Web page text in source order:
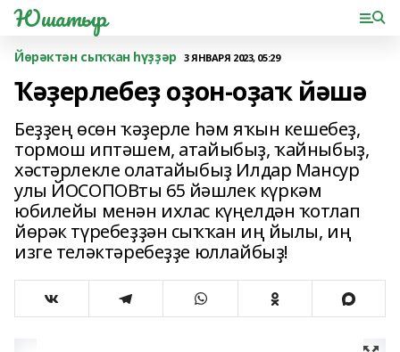
Юшатыр
Йөрәктән сыҡҡан һүҙҙәр 3 ЯНВАРЯ 2023, 05:29
Ҡәҙерлебеҙ оҙон-оҙаҡ йәшә
Беҙҙең өсөн ҡәҙерле һәм яҡын кешебеҙ,
тормош иптәшем, атайыбыҙ, ҡайныбыҙ,
хәстәрлекле олатайыбыҙ Илдар Мансур
улы ЙОСОПОВты 65 йәшлек күркәм
юбилейы менән ихлас күңелдән ҡотлап
йөрәк түребеҙҙән сыҡҡан иң йылы, иң
изге теләктәребеҙҙе юллайбыҙ!